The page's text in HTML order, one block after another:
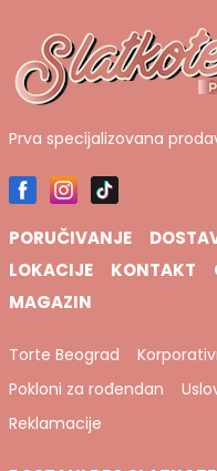
Prva specijalizovana
PORUČIVANJE
LOKACIJE
KONTAKT
MAGAZIN
Torte Beograd
Pokloni za rođendan
Reklamacije